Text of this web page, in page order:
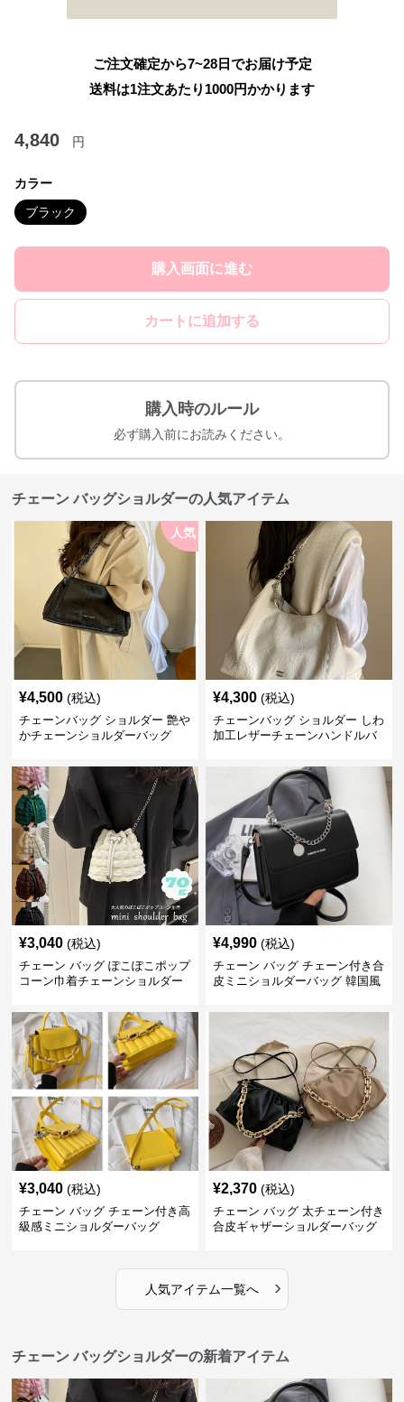
ご注文確定から7~28日でお届け予定
送料は1注文あたり 1000円かかります
4,840 円
カラー
ブラック
購入画面に進む
カートに追加する
購入時のルール
必ず購入前にお読みください。
チェーン バッグショルダーの人気アイテム
人気
¥4,500 (税込)
チェーンバッグ ショルダー 艶や
かチェーンショルダーバッグ
¥4,300 (税込)
チェーンバッグ ショルダー しわ
加工レザーチェーンハンドルバ
¥3,040 (税込)
チェーン バッグ ぽこぽこポップ
コーン巾着チェーンショルダー
¥4,990 (税込)
チェーン バッグ チェーン付き合
皮ミニショルダーバッグ 韓国風
¥3,040 (税込)
チェーン バッグ チェーン付き高
級感ミニショルダーバッグ
¥2,370 (税込)
チェーン バッグ 太チェーン付き
合皮ギャザーショルダーバッグ
人気アイテム一覧へ ›
チェーン バッグショルダーの新着アイテム